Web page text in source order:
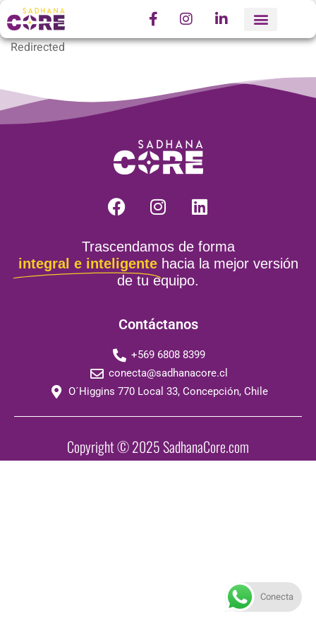
Redirected
Trascendamos de forma
integral e inteligente hacia la mejor versión
de tu equipo.
Contáctanos
+569 6808 8399
conecta@sadhanacore.cl
O´Higgins 770 Local 33, Concepción, Chile
Copyright © 2025 SadhanaCore.com
Conecta